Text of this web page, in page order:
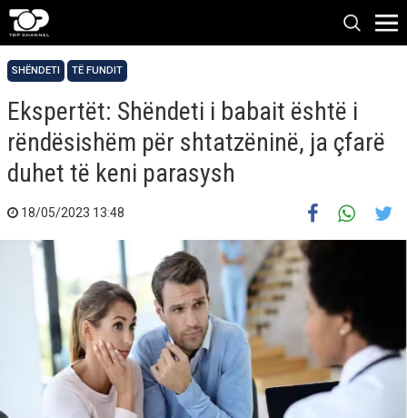
SHËNDETI TË FUNDIT
Ekspertët: Shëndeti i babait është i
rëndësishëm për shtatzëninë, ja çfarë
duhet të keni parasysh
18/05/2023 13:48